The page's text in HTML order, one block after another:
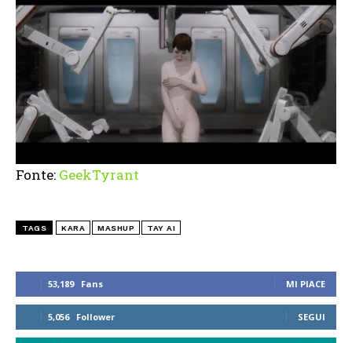
53,189 Fans MI PIACE
5,056 Follower SEGUI
Fonte: GeekTyrant
TAGS KARA MASHUP TAY AI